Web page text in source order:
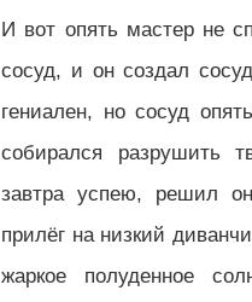
И вот опять мастер не
сосуд, и он создал
гениален, но сосуд
собирался разрушить
завтра успею, решил
прилёг на низкий
жаркое полуденное